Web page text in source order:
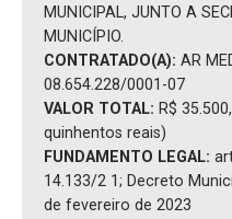
MUNICIPAL, JUNTO A
MUNICÍPIO.
CONTRATADO(A): AR
08.654.228/0001-07
VALOR TOTAL: R$
quinhentos reais)
FUNDAMENTO LEGAL:
14.133/2 1; Decreto
de fevereiro de 2023